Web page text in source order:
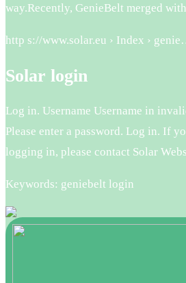
way.Recently, GenieBelt merged
http s://www.solar.eu › Index ›
Solar login
Log in. Username Username in
Please enter a password. Log in. If
logging in, please contact Solar
Keywords: geniebelt login